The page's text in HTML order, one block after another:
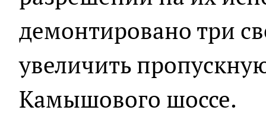
демонтировано три
увеличить
Камышового шоссе.